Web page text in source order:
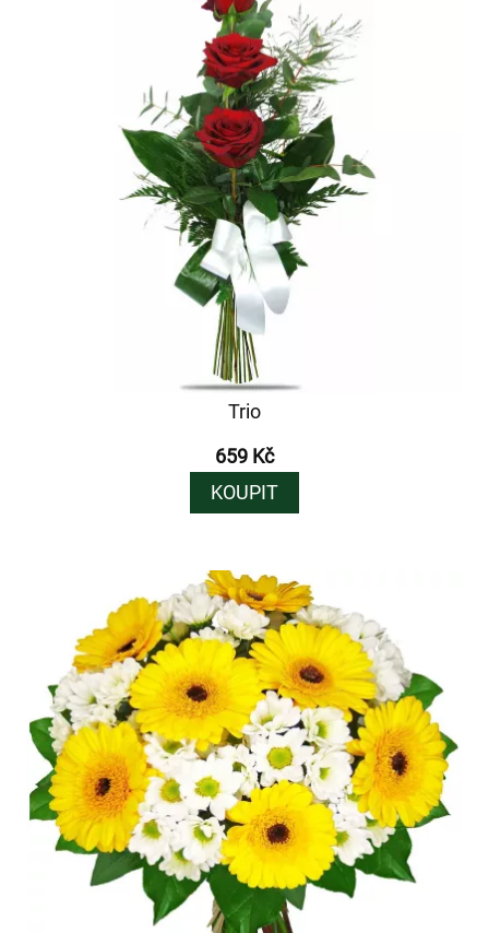
Trio
659 Kč
KOUPIT